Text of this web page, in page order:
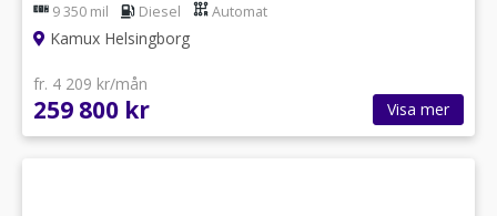
9 350 mil Diesel Automat
Kamux Helsingborg
fr. 4 209 kr/mån
259 800 kr Visa mer